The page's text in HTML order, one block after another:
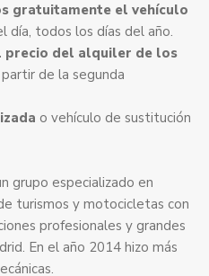
gratuitamente el vehículo
día, todos los días del año.
precio del alquiler de los
partir de la segunda
o vehículo de sustitución
grupo especializado en
turismos y motocicletas con
profesionales y grandes
En el año 2014 hizo más